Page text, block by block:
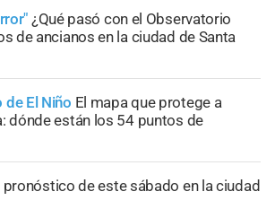
¿Qué pasó con el Observatorio
de ancianos en la ciudad de Santa
de El Niño El mapa que protege a
dónde están los 54 puntos de
pronóstico de este sábado en la ciudad